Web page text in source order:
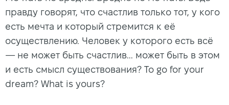
правду говорят, что счастлив только тот, у кого
есть мечта и который стремится к её
осуществлению. Человек у которого есть всё
— не может быть счастлив... может быть в этом
и есть смысл существования? To go for your
dream? What is yours?